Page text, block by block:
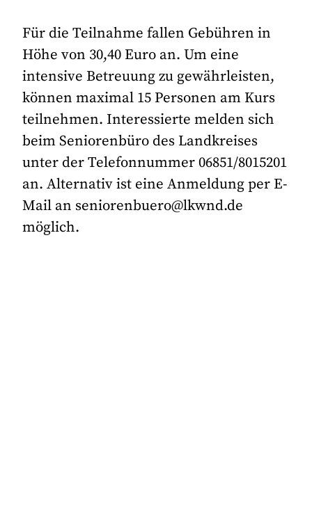
Für die Teilnahme fallen Gebühren in
Höhe von 30,40 Euro an. Um eine
intensive Betreuung zu gewährleisten,
können maximal 15 Personen am Kurs
teilnehmen. Interessierte melden sich
beim Seniorenbüro des Landkreises
unter der Telefonnummer 06851/8015201
an. Alternativ ist eine Anmeldung per E-
Mail an seniorenbuero@lkwnd.de
möglich.